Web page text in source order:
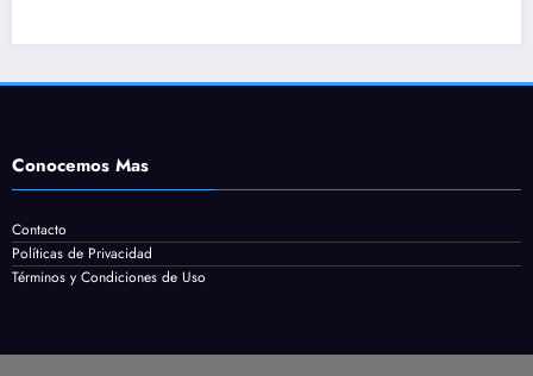
Conocemos Mas
Contacto
Políticas de Privacidad
Términos y Condiciones de Uso